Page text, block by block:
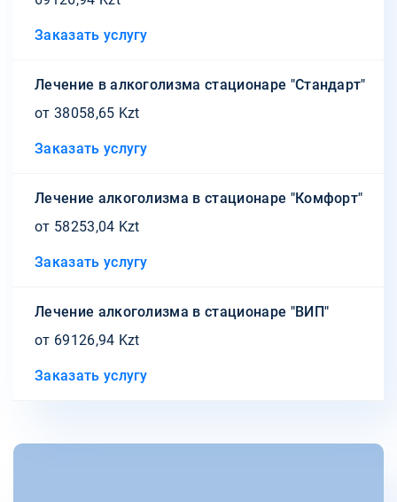
Заказать услугу
Лечение в алкоголизма стационаре "Стандарт"
от 38058,65 Kzt
Заказать услугу
Лечение алкоголизма в стационаре "Комфорт"
от 58253,04 Kzt
Заказать услугу
Лечение алкоголизма в стационаре "ВИП"
от 69126,94 Kzt
Заказать услугу